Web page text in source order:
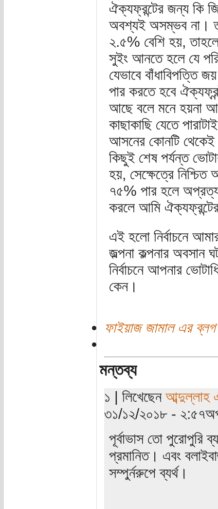
ঐক্যফ্রন্টের জন্য কি
অবশ্যই অসম্ভব না।
২.৫% বেশি হয়,
সুইং আনতে হলে যে
যেভাবে বাঁধাবিপত্তি
পার করতে হবে
আছে বলে মনে হয়না
কাছাকাছি যেতে
আসনের কোনটি
কিছুই শেষ পর্যন্ত
হয়, সেক্ষেত্রে
৭৫% পার হলে
করলে আমি
এই হলো নির্বাচনে
জল্পনা কল্পনার অবসান
নির্বাচনে আপনার
কেন।
ফাইয়াজ জামাল এর ব্লগ
মন্তব্য
১ | লিখেছেন আব্দুল্লাহ
৩১/১২/২০১৮ -
পূর্বাভাস তো পুরোপুরি
প্রমানিত। এবং
সম্পুর্নরুপে ব্যর্থ।